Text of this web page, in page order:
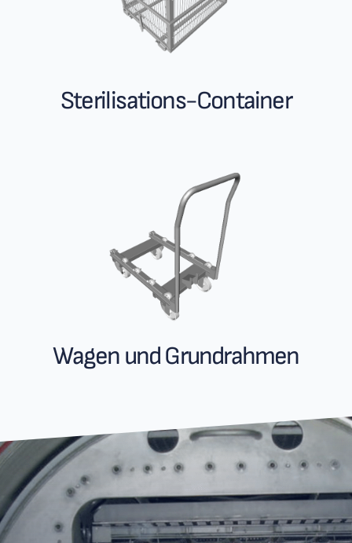
Sterilisations-Container
Wagen und Grundrahmen